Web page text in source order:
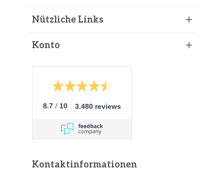
Nützliche Links
Konto
8.7 / 10 3.480 reviews
Kontaktinformationen